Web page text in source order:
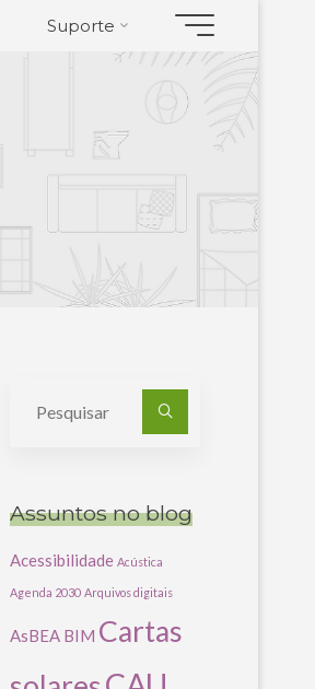
Suporte
Assuntos no blog
Acessibilidade Acústica
Agenda 2030 Arquivos digitais
AsBEA BIM Cartas